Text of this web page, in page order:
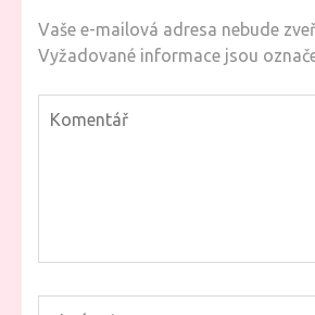
Vaše e-mailová adresa nebude
Vyžadované informace jsou